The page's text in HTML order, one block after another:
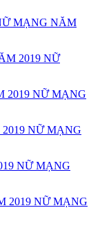
MẠNG NĂM
2019 NỮ MẠNG
NỮ MẠNG